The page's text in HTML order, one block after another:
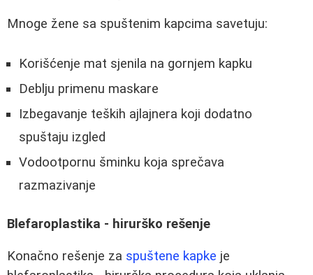
Mnoge žene sa spuštenim kapcima savetuju:
Korišćenje mat sjenila na gornjem kapku
Deblju primenu maskare
Izbegavanje teških ajlajnera koji dodatno
spuštaju izgled
Vodootpornu šminku koja sprečava
razmazivanje
Blefaroplastika - hirurško rešenje
Konačno rešenje za spuštene kapke je